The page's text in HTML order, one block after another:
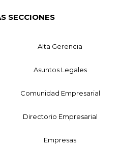
SECCIONES
Alta Gerencia
Asuntos Legales
Comunidad Empresarial
Directorio Empresarial
Empresas